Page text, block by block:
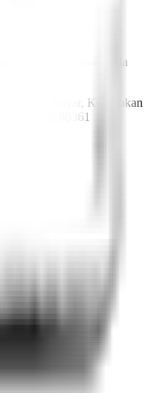
en Indonésie est la
Banjar Anyar, Kerobokan
Bali 80361